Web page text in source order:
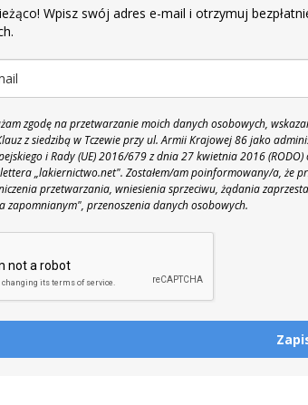
Wpisz swój adres e-mail i otrzymuj
zgodę na przetwarzanie moich danych osobowych,
z siedzibą w Tczewie przy ul. Armii Krajowej 86 jako
i Rady (UE) 2016/679 z dnia 27 kwietnia 2016
„lakiernictwo.net". Zostałem/am poinformowany/a, że
przetwarzania, wniesienia sprzeciwu, żądania
zapomnianym", przenoszenia danych osobowych.